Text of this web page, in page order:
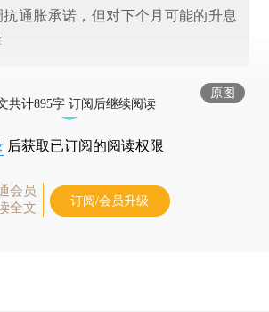
通胀承诺，但对下个月可能的升息
原图
共计895字 订阅后继续阅读
后获取已订阅的阅读权限
会员
全文
订阅/会员升级